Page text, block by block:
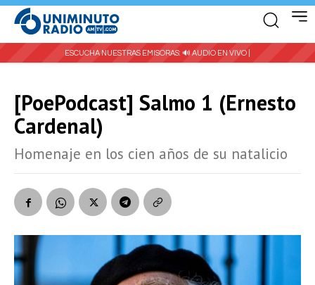
ESCUCHA NUESTRAS EMISORAS: 🔊 AUDIO EN VIVO |
[PoePodcast] Salmo 1 (Ernesto
Cardenal)
Homenaje en los cien años de su natalicio